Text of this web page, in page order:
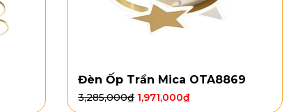
Đèn Ốp Trần Mica OTA8869
3,285,000₫ 1,971,000₫